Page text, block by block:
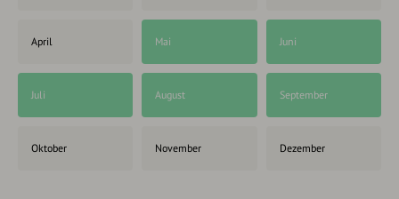
April Mai Juni
Juli August September
Oktober November Dezember